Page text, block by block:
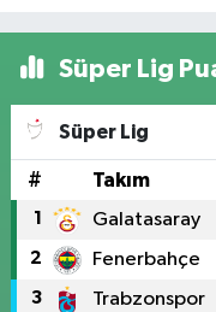
Süper Lig
Süper Lig
# Takım
1 Galatasaray
2 Fenerbahçe
3 Trabzonspor